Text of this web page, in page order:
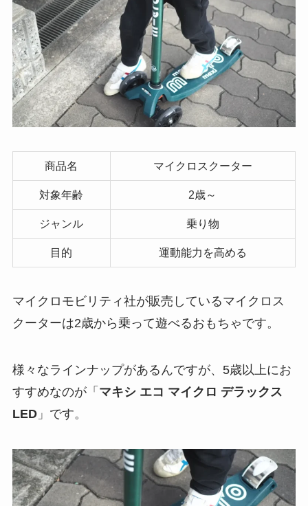
商品名 マイクロスクーター
対象年齢 2歳～
ジャンル 乗り物
目的 運動能力を高める
マイクロモビリティ社が販売しているマイクロス
クーターは2歳から乗って遊べるおもちゃです。
様々なラインナップがあるんですが、5歳以上にお
すすめなのが「 マキシ エコ マイクロ デラックス
LED」です。